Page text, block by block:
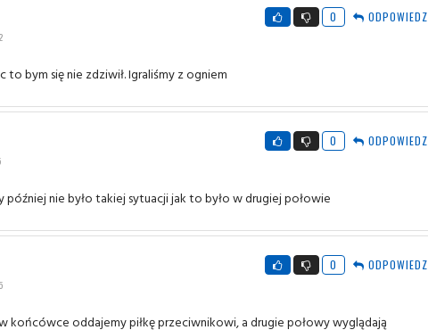
0 ODPOWIEDZ
to bym się nie zdziwił. Igraliśmy z ogniem
0 ODPOWIEDZ
nie było takiej sytuacji jak to było w drugiej połowie
0 ODPOWIEDZ
końcówce oddajemy piłkę przeciwnikowi, a drugie połowy wyglądają